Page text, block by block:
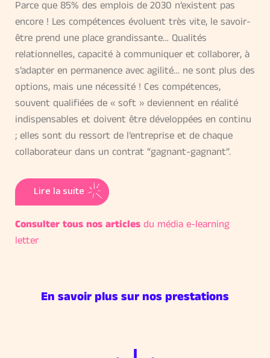
Parce que 85% des emplois de 2030 n’existent pas
encore ! Les compétences évoluent très vite, le savoir-
être prend une place grandissante… Qualités
relationnelles, capacité à communiquer et collaborer, à
s’adapter en permanence avec agilité… ne sont plus des
options, mais une nécessité ! Ces compétences,
souvent qualifiées de « soft » deviennent en réalité
indispensables et doivent être développées en continu
; elles sont du ressort de l’entreprise et de chaque
collaborateur dans un contrat “gagnant-gagnant”.
Lire la suite
Consulter tous nos articles du média e-learning
letter
En savoir plus sur nos prestations